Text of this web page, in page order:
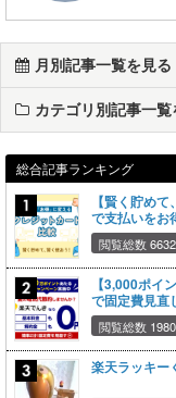
月別記事一覧を見る
カテゴリ別記事一覧
総合記事ランキング
【賢く貯め
で支払いをお
閲覧総数 6632
【3,000ポイ
で固定費見直
閲覧総数
楽天ラッキー